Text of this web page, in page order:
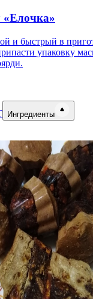
и быстрый в
упаковку
Ингредиенты